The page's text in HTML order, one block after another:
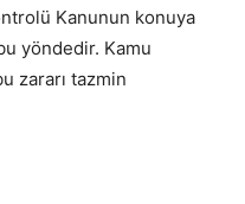
Kanunun konuya
yöndedir. Kamu
zararı tazmin